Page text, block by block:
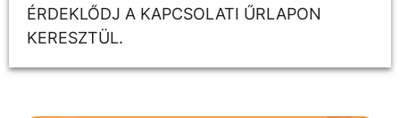
ÉRDEKLŐDJ A KAPCSOLATI ŰRLAPON
KERESZTÜL.